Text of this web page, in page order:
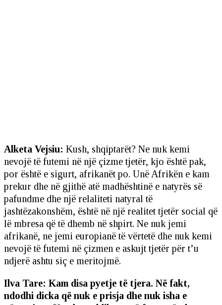
Alketa Vejsiu: Kush, shqiptarët? Ne nuk kemi
nevojë të futemi në një çizme tjetër, kjo është pak,
por është e sigurt, afrikanët po. Unë Afrikën e kam
prekur dhe në gjithë atë madhështinë e natyrës së
pafundme dhe një relaliteti natyral të
jashtëzakonshëm, është në një realitet tjetër social që
lë mbresa që të dhemb në shpirt. Ne nuk jemi
afrikanë, ne jemi europianë të vërtetë dhe nuk kemi
nevojë të futemi në çizmen e askujt tjetër për t’u
ndjerë ashtu siç e meritojmë.
Ilva Tare: Kam disa pyetje të tjera. Në fakt,
ndodhi dicka që nuk e prisja dhe nuk isha e